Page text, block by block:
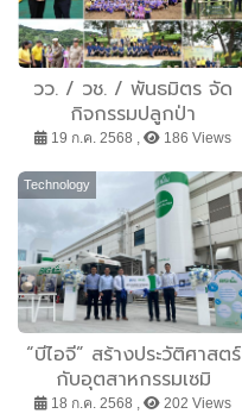
วว. / วช. / พันธมิตร จัด
กิจกรรมปลูกป่า
เฉลิมพระเกียรติ เพื่อลด
หลวงขุนวาง จังหวัด
เชียงใหม่
19 ก.ค. 2568 , 186 Views
Technology
“บีไอจี” สร้างประวัติศาสตร์
กับอุตสาหกรรมเซมิ
คอนดักเตอร์ ส่ง “ไนโตรเจน
18 ก.ค. 2568 , 202 Views